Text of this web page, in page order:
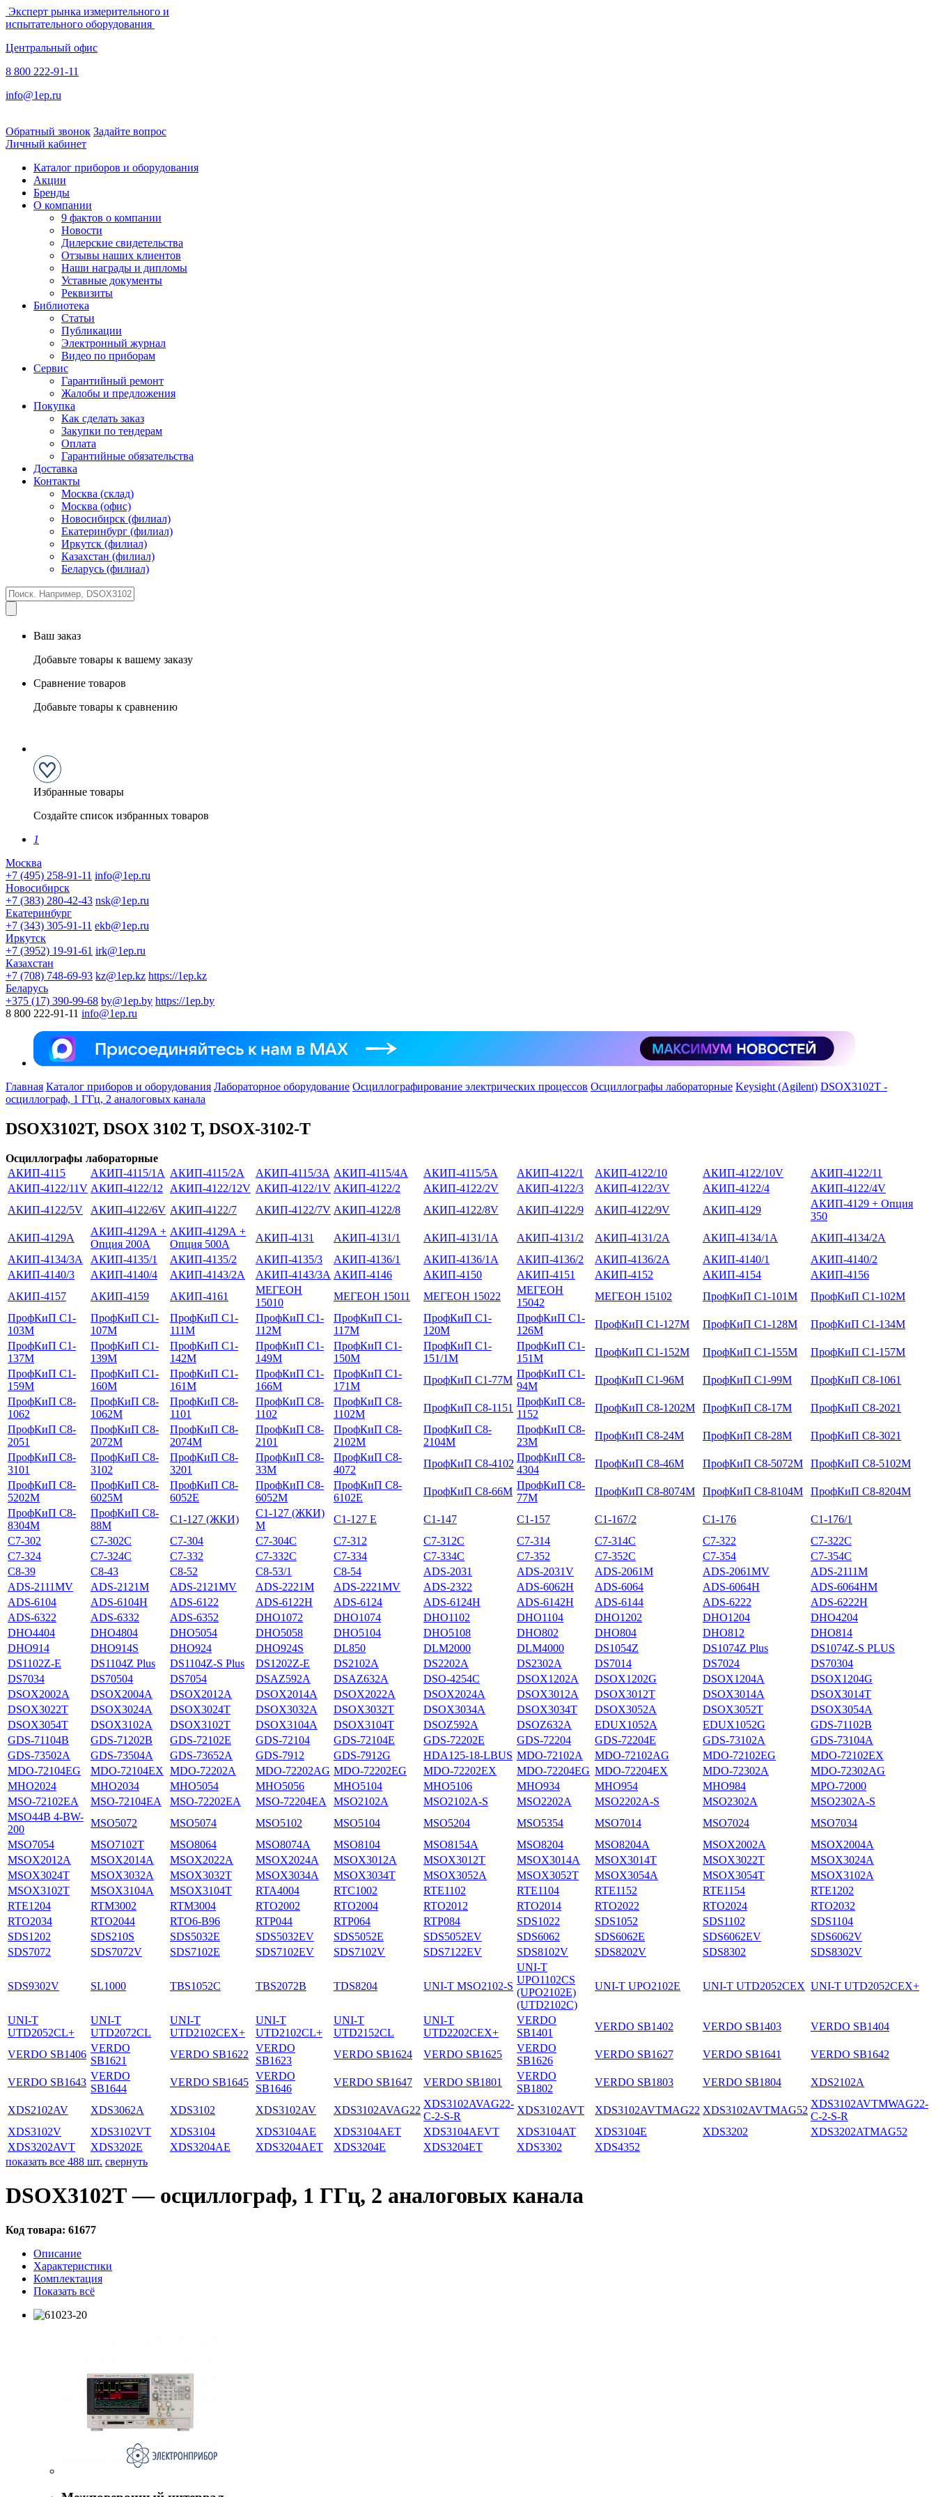
Эксперт рынка измерительного и
испытательного оборудования
Центральный офис
8 800 222-91-11
info@1ep.ru
Обратный звонок Задайте вопрос
Личный кабинет
Каталог приборов и оборудования
Акции
Бренды
О компании
9 фактов о компании
Новости
Дилерские свидетельства
Отзывы наших клиентов
Наши награды и дипломы
Уставные документы
Реквизиты
Библиотека
Статьи
Публикации
Электронный журнал
Видео по приборам
Сервис
Гарантийный ремонт
Жалобы и предложения
Покупка
Как сделать заказ
Закупки по тендерам
Оплата
Гарантийные обязательства
Доставка
Контакты
Москва (склад)
Москва (офис)
Новосибирск (филиал)
Екатеринбург (филиал)
Иркутск (филиал)
Казахстан (филиал)
Беларусь (филиал)
Ваш заказ
Добавьте товары к вашему заказу
Сравнение товаров
Добавьте товары к сравнению
Избранные товары
Создайте список избранных товаров
1
Москва
+7 (495) 258-91-11 info@1ep.ru
Новосибирск
+7 (383) 280-42-43 nsk@1ep.ru
Екатеринбург
+7 (343) 305-91-11 ekb@1ep.ru
Иркутск
+7 (3952) 19-91-61 irk@1ep.ru
Казахстан
+7 (708) 748-69-93 kz@1ep.kz https://1ep.kz
Беларусь
+375 (17) 390-99-68 by@1ep.by https://1ep.by
8 800 222-91-11 info@1ep.ru
Главная Каталог приборов и оборудования Лабораторное оборудование Осциллографирование электрических процессов Осциллографы лабораторные Keysight (Agilent) DSOX3102T -
осциллограф, 1 ГГц, 2 аналоговых канала
DSOX3102T, DSOX 3102 T, DSOX-3102-T
Осциллографы лабораторные
АКИП-4115
АКИП-4115/1А АКИП-4115/2А АКИП-4115/3А АКИП-4115/4А АКИП-4115/5А АКИП-4122/1 АКИП-4122/10 АКИП-4122/10V
АКИП-4122/11
АКИП-4122/11V АКИП-4122/12 АКИП-4122/12V АКИП-4122/1V АКИП-4122/2 АКИП-4122/2V АКИП-4122/3 АКИП-4122/3V АКИП-4122/4
АКИП-4122/4V
АКИП-4122/5V
АКИП-4122/6V АКИП-4122/7 АКИП-4122/7V АКИП-4122/8 АКИП-4122/8V АКИП-4122/9 АКИП-4122/9V АКИП-4129
АКИП-4129 + Опция
350
АКИП-4129А
АКИП-4129А +
Опция 200А
АКИП-4129А +
Опция 500А
АКИП-4131 АКИП-4131/1 АКИП-4131/1А АКИП-4131/2 АКИП-4131/2А АКИП-4134/1А
АКИП-4134/2А
АКИП-4134/3А
АКИП-4135/1 АКИП-4135/2 АКИП-4135/3 АКИП-4136/1 АКИП-4136/1А АКИП-4136/2 АКИП-4136/2А АКИП-4140/1
АКИП-4140/2
АКИП-4140/3
АКИП-4140/4 АКИП-4143/2А АКИП-4143/3А АКИП-4146 АКИП-4150 АКИП-4151 АКИП-4152 АКИП-4154
АКИП-4156
АКИП-4157
АКИП-4159 АКИП-4161
МЕГЕОН
15010
МЕГЕОН 15011 МЕГЕОН 15022
МЕГЕОН
15042
МЕГЕОН 15102 ПрофКиП С1-101М
ПрофКиП С1-102М
ПрофКиП С1-
103М
ПрофКиП С1-
107М
ПрофКиП С1-
111М
ПрофКиП С1-
112М
ПрофКиП С1-
117М
ПрофКиП С1-
120М
ПрофКиП С1-
126М
ПрофКиП С1-127М ПрофКиП С1-128М
ПрофКиП С1-134М
ПрофКиП С1-
137М
ПрофКиП С1-
139М
ПрофКиП С1-
142М
ПрофКиП С1-
149М
ПрофКиП С1-
150М
ПрофКиП С1-
151/1М
ПрофКиП С1-
151М
ПрофКиП С1-152М ПрофКиП С1-155М
ПрофКиП С1-157М
ПрофКиП С1-
159М
ПрофКиП С1-
160М
ПрофКиП С1-
161М
ПрофКиП С1-
166М
ПрофКиП С1-
171М
ПрофКиП С1-77М
ПрофКиП С1-
94М
ПрофКиП С1-96М ПрофКиП С1-99М
ПрофКиП С8-1061
ПрофКиП С8-
1062
ПрофКиП С8-
1062М
ПрофКиП С8-
1101
ПрофКиП С8-
1102
ПрофКиП С8-
1102М
ПрофКиП С8-1151
ПрофКиП С8-
1152
ПрофКиП С8-1202М ПрофКиП С8-17М
ПрофКиП С8-2021
ПрофКиП С8-
2051
ПрофКиП С8-
2072М
ПрофКиП С8-
2074М
ПрофКиП С8-
2101
ПрофКиП С8-
2102М
ПрофКиП С8-
2104М
ПрофКиП С8-
23М
ПрофКиП С8-24М ПрофКиП С8-28М
ПрофКиП С8-3021
ПрофКиП С8-
3101
ПрофКиП С8-
3102
ПрофКиП С8-
3201
ПрофКиП С8-
33М
ПрофКиП С8-
4072
ПрофКиП С8-4102
ПрофКиП С8-
4304
ПрофКиП С8-46М ПрофКиП С8-5072М
ПрофКиП С8-5102М
ПрофКиП С8-
5202М
ПрофКиП С8-
6025М
ПрофКиП С8-
6052Е
ПрофКиП С8-
6052М
ПрофКиП С8-
6102Е
ПрофКиП С8-66М
ПрофКиП С8-
77М
ПрофКиП С8-8074М ПрофКиП С8-8104М
ПрофКиП С8-8204М
ПрофКиП С8-
8304М
ПрофКиП С8-
88М
С1-127 (ЖКИ)
С1-127 (ЖКИ)
М
С1-127 Е С1-147 С1-157 С1-167/2 С1-176
С1-176/1
С7-302
С7-302С С7-304 С7-304С С7-312 С7-312С С7-314 С7-314С С7-322
С7-322С
С7-324
С7-324С С7-332 С7-332С С7-334 С7-334С С7-352 С7-352С С7-354
С7-354С
С8-39
С8-43 С8-52 С8-53/1 С8-54 ADS-2031 ADS-2031V ADS-2061M ADS-2061MV
ADS-2111M
ADS-2111MV
ADS-2121M ADS-2121MV ADS-2221M ADS-2221MV ADS-2322 ADS-6062H ADS-6064 ADS-6064H
ADS-6064HM
ADS-6104
ADS-6104H ADS-6122 ADS-6122H ADS-6124 ADS-6124H ADS-6142H ADS-6144 ADS-6222
ADS-6222H
ADS-6322
ADS-6332 ADS-6352 DHO1072 DHO1074 DHO1102 DHO1104 DHO1202 DHO1204
DHO4204
DHO4404
DHO4804 DHO5054 DHO5058 DHO5104 DHO5108 DHO802 DHO804 DHO812
DHO814
DHO914
DHO914S DHO924 DHO924S DL850 DLM2000 DLM4000 DS1054Z DS1074Z Plus
DS1074Z-S PLUS
DS1102Z-E
DS1104Z Plus DS1104Z-S Plus DS1202Z-E DS2102А DS2202A DS2302A DS7014 DS7024
DS70304
DS7034
DS70504 DS7054 DSAZ592A DSAZ632A DSO-4254C DSOX1202A DSOX1202G DSOX1204A
DSOX1204G
DSOX2002A
DSOX2004A DSOX2012A DSOX2014A DSOX2022A DSOX2024A DSOX3012A DSOX3012T DSOX3014A
DSOX3014T
DSOX3022T
DSOX3024A DSOX3024T DSOX3032A DSOX3032T DSOX3034A DSOX3034T DSOX3052A DSOX3052T
DSOX3054A
DSOX3054T
DSOX3102A DSOX3102T DSOX3104A DSOX3104T DSOZ592A DSOZ632A EDUX1052A EDUX1052G
GDS-71102B
GDS-71104B
GDS-71202B GDS-72102E GDS-72104 GDS-72104E GDS-72202E GDS-72204 GDS-72204E GDS-73102A
GDS-73104A
GDS-73502A
GDS-73504A GDS-73652A GDS-7912 GDS-7912G HDA125-18-LBUS MDO-72102A MDO-72102AG MDO-72102EG
MDO-72102EX
MDO-72104EG
MDO-72104EX MDO-72202A MDO-72202AG MDO-72202EG MDO-72202EX MDO-72204EG MDO-72204EX MDO-72302A
MDO-72302AG
MHO2024
MHO2034 MHO5054 MHO5056 MHO5104 MHO5106 MHO934 MHO954 MHO984
MPO-72000
MSO-72102EA
MSO-72104EA MSO-72202EA MSO-72204EA MSO2102A MSO2102A-S MSO2202A MSO2202A-S MSO2302A
MSO2302A-S
MSO44B 4-BW-
200
MSO5072 MSO5074 MSO5102 MSO5104 MSO5204 MSO5354 MSO7014 MSO7024
MSO7034
MSO7054
MSO7102T MSO8064 MSO8074A MSO8104 MSO8154A MSO8204 MSO8204A MSOX2002A
MSOX2004A
MSOX2012A
MSOX2014A MSOX2022A MSOX2024A MSOX3012A MSOX3012T MSOX3014A MSOX3014T MSOX3022T
MSOX3024A
MSOX3024T
MSOX3032A MSOX3032T MSOX3034A MSOX3034T MSOX3052A MSOX3052T MSOX3054A MSOX3054T
MSOX3102A
MSOX3102T
MSOX3104A MSOX3104T RTA4004 RTC1002 RTE1102 RTE1104 RTE1152 RTE1154
RTE1202
RTE1204
RTM3002 RTM3004 RTO2002 RTO2004 RTO2012 RTO2014 RTO2022 RTO2024
RTO2032
RTO2034
RTO2044 RTO6-B96 RTP044 RTP064 RTP084 SDS1022 SDS1052 SDS1102
SDS1104
SDS1202
SDS210S SDS5032E SDS5032EV SDS5052E SDS5052EV SDS6062 SDS6062E SDS6062EV
SDS6062V
SDS7072
SDS7072V SDS7102E SDS7102EV SDS7102V SDS7122EV SDS8102V SDS8202V SDS8302 SDS8302V
SDS9302V SL1000 TBS1052C TBS2072B TDS8204 UNI-T MSO2102-S
UNI-T
UPO1102CS
(UPO2102E)
(UTD2102C)
UNI-T UPO2102E UNI-T UTD2052CEX UNI-T UTD2052CEX+
UNI-T
UTD2052CL+
UNI-T
UTD2072CL
UNI-T
UTD2102CEX+
UNI-T
UTD2102CL+
UNI-T
UTD2152CL
UNI-T
UTD2202CEX+
VERDO
SB1401
VERDO SB1402 VERDO SB1403 VERDO SB1404
VERDO SB1406
VERDO
SB1621
VERDO SB1622
VERDO
SB1623
VERDO SB1624 VERDO SB1625
VERDO
SB1626
VERDO SB1627 VERDO SB1641 VERDO SB1642
VERDO SB1643
VERDO
SB1644
VERDO SB1645
VERDO
SB1646
VERDO SB1647 VERDO SB1801
VERDO
SB1802
VERDO SB1803 VERDO SB1804 XDS2102A
XDS2102AV XDS3062A XDS3102 XDS3102AV XDS3102AVAG22
XDS3102AVAG22-
C-2-S-R
XDS3102AVT XDS3102AVTMAG22 XDS3102AVTMAG52
XDS3102AVTMWAG22-
C-2-S-R
XDS3102V
XDS3102VT XDS3104 XDS3104AE XDS3104AET XDS3104AEVT XDS3104AT XDS3104E XDS3202
XDS3202ATMAG52
XDS3202AVT
XDS3202E XDS3204AE XDS3204AET XDS3204E XDS3204ET XDS3302
XDS4352
показать все 488 шт. свернуть
DSOX3102T — осциллограф, 1 ГГц, 2 аналоговых канала
Код товара: 61677
Описание
Характеристики
Комплектация
Показать всё